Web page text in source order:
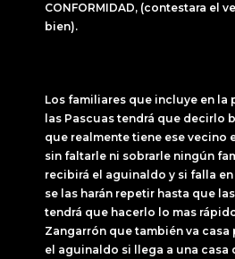
CONFORMIDAD, (contestara el
bien).
Los familiares que incluye en
las Pascuas tendrá que decirlo
que realmente tiene ese vecino
sin faltarle ni sobrarle ningún
recibirá el aguinaldo y si falla
se las harán repetir hasta que
tendrá que hacerlo lo mas
Zangarrón que también va
el aguinaldo si llega a una casa